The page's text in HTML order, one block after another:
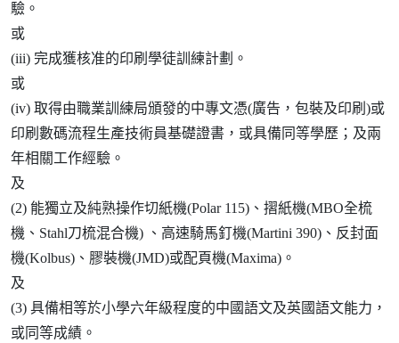
驗。
或
(iii) 完成獲核准的印刷學徒訓練計劃。
或
(iv) 取得由職業訓練局頒發的中專文憑(廣告，包裝及印刷)或
印刷數碼流程生產技術員基礎證書，或具備同等學歷；及兩
年相關工作經驗。
及
(2) 能獨立及純熟操作切紙機(Polar 115)、摺紙機(MBO全梳
機、Stahl刀梳混合機) 、高速騎馬釘機(Martini 390)、反封面
機(Kolbus)、膠裝機(JMD)或配頁機(Maxima)。
及
(3) 具備相等於小學六年級程度的中國語文及英國語文能力，
或同等成績。